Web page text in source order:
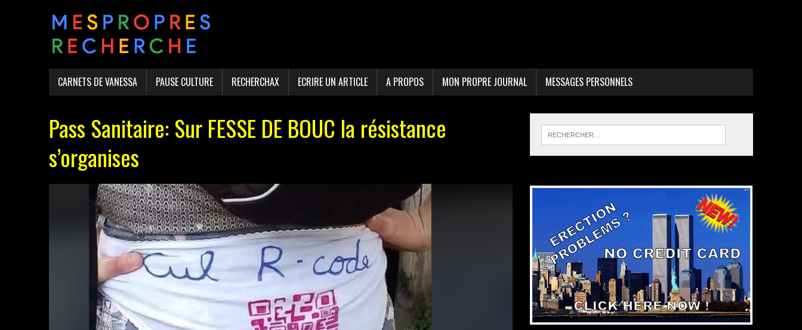
CARNETS DE VANESSA PAUSE CULTURE RECHERCHAX ECRIRE UN ARTICLE A PROPOS MON PROPRE JOURNAL MESSAGES PERSONNELS
Pass Sanitaire: Sur FESSE DE BOUC la résistance
s’organises